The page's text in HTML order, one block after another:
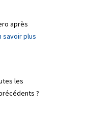
après
savoir plus
les
?